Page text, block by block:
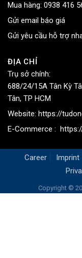
Mua hàng: 0938 416
Gửi email báo giá
Gửi yêu cầu hỗ trợ
ĐỊA CHỈ
Trụ sở chính:
688/24/15A Tân Kỳ
Tân, TP HCM
Website: https://
E-Commerce :
Career Imprint
Copyright ©